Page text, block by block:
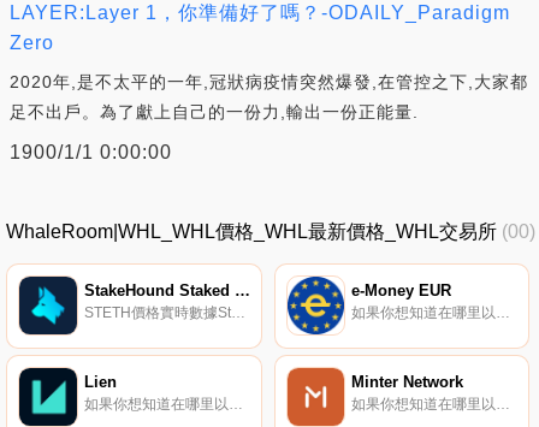
LAYER:Layer 1，你準備好了嗎？-ODAILY_Paradigm
Zero
2020年,是不太平的一年,冠狀病疫情突然爆發,在管控之下,大家都
足不出戶。為了獻上自己的一份力,輸出一份正能量.
1900/1/1 0:00:00
WhaleRoom|WHL_WHL價格_WHL最新價格_WHL交易所 (00)
StakeHound Staked Ether
STETH價格實時數據StakeHound stETH是一種包裝代幣,以1:1表示用戶的底層ETH。在用戶登錄他們的ETH后,StakeHound為用戶下注這些ETH,并將獎勵重新分配給stETH.
e-Money EUR
Lien
如果你想知道在哪里以當前價格購買Lien,目前交易{Lien]股票的頂級加密貨幣交易所是Gate.io、MEXC、JuLIEN和HotLIENt。您可以在我們的加密貨幣交易所頁面上找到其他列表.
Minter Network
如果你想知道在哪里以當前價格購買Minter Network,目前交易{Minter Network]股票的頂級加密貨幣交易所是BitGlobal。您可以在我們的加密貨幣交易所頁面上找到其他列表.